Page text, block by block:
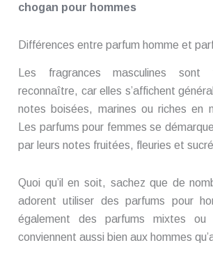
chogan pour hommes
Différences entre parfum homme et
Les fragrances masculines
reconnaître, car elles s’affichent
notes boisées, marines ou riches en
Les parfums pour femmes se
par leurs notes fruitées, fleuries et
Quoi qu’il en soit, sachez que de
adorent utiliser des parfums pour
également des parfums mixtes ou
conviennent aussi bien aux hommes